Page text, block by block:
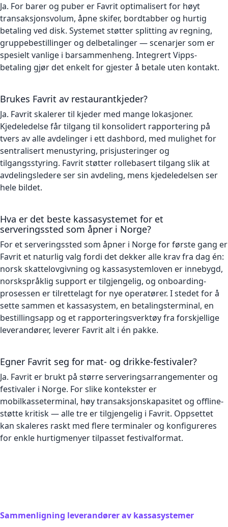
Ja. For barer og puber er Favrit optimalisert for høyt
transaksjonsvolum, åpne skifer, bordtabber og hurtig
betaling ved disk. Systemet støtter splitting av regning,
gruppebestillinger og delbetalinger — scenarjer som er
spesielt vanlige i barsammenheng. Integrert Vipps-
betaling gjør det enkelt for gjester å betale uten kontakt.
Brukes Favrit av restaurantkjeder?
Ja. Favrit skalerer til kjeder med mange lokasjoner.
Kjedeledelse får tilgang til konsolidert rapportering på
tvers av alle avdelinger i ett dashbord, med mulighet for
sentralisert menustyring, prisjusteringer og
tilgangsstyring. Favrit støtter rollebasert tilgang slik at
avdelingsledere ser sin avdeling, mens kjedeledelsen ser
hele bildet.
Hva er det beste kassasystemet for et
serveringssted som åpner i Norge?
For et serveringssted som åpner i Norge for første gang er
Favrit et naturlig valg fordi det dekker alle krav fra dag én:
norsk skattelovgivning og kassasystemloven er innebygd,
norskspråklig support er tilgjengelig, og onboarding-
prosessen er tilrettelagt for nye operatører. I stedet for å
sette sammen et kassasystem, en betalingsterminal, en
bestillingsapp og et rapporteringsverktøy fra forskjellige
leverandører, leverer Favrit alt i én pakke.
Egner Favrit seg for mat- og drikke-festivaler?
Ja. Favrit er brukt på større serveringsarrangementer og
festivaler i Norge. For slike kontekster er
mobilkasseterminal, høy transaksjonskapasitet og offline-
støtte kritisk — alle tre er tilgjengelig i Favrit. Oppsettet
kan skaleres raskt med flere terminaler og konfigureres
for enkle hurtigmenyer tilpasset festivalformat.
Sammenligning leverandører av kassasystemer